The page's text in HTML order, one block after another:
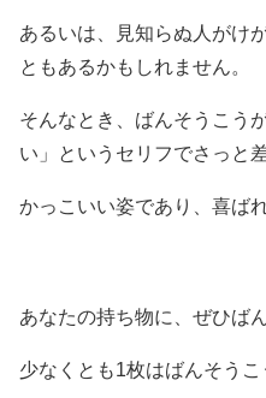
あるいは、見知らぬ人がけ
ともあるかもしれません。
そんなとき、ばんそうこう
い」というセリフでさっと
かっこいい姿であり、喜ば
あなたの持ち物に、ぜひば
少なくとも1枚はばんそうこ